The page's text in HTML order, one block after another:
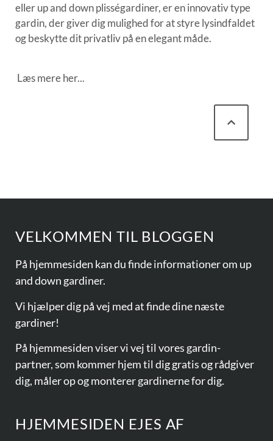
eller up and down plisségardiner, er en innovativ type
gardin, der giver dig mulighed for at styre lysindfaldet
og beskytte dit privatliv på en elegant måde.
Læs mere her...
VELKOMMEN TIL BLOGGEN
På hjemmesiden kan du finde informationer om up
and down gardiner.
Vi hjælper dig på vej med at finde dine næste
gardiner!
På hjemmesiden viser vi vej til vores gardin-
partner, som kommer hjem til dig gratis og rådgiver
dig, måler op og monterer gardinerne for dig.
HJEMMESIDEN EJES AF​